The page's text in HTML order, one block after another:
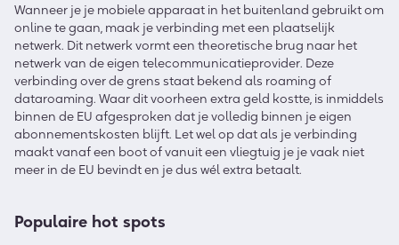
Wanneer je je mobiele apparaat in het buitenland gebruikt om
online te gaan, maak je verbinding met een plaatselijk
netwerk. Dit netwerk vormt een theoretische brug naar het
netwerk van de eigen telecommunicatieprovider. Deze
verbinding over de grens staat bekend als roaming of
dataroaming. Waar dit voorheen extra geld kostte, is inmiddels
binnen de EU afgesproken dat je volledig binnen je eigen
abonnementskosten blijft. Let wel op dat als je verbinding
maakt vanaf een boot of vanuit een vliegtuig je je vaak niet
meer in de EU bevindt en je dus wél extra betaalt.
Populaire hot spots